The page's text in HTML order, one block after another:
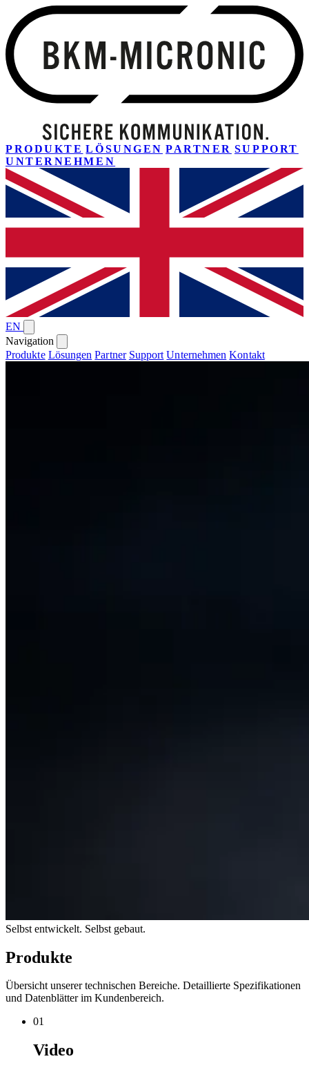
PRODUKTE LÖSUNGEN PARTNER SUPPORT
UNTERNEHMEN
EN
Navigation
Produkte Lösungen Partner Support Unternehmen Kontakt
Selbst entwickelt. Selbst gebaut.
Produkte
Übersicht unserer technischen Bereiche. Detaillierte Spezifikationen
und Datenblätter im Kundenbereich.
01
Video